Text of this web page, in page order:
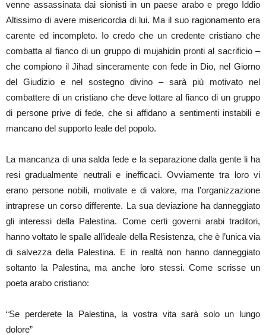
venne assassinata dai sionisti in un paese arabo e prego Iddio
Altissimo di avere misericordia di lui. Ma il suo ragionamento era
carente ed incompleto. Io credo che un credente cristiano che
combatta al fianco di un gruppo di mujahidin pronti al sacrificio –
che compiono il Jihad sinceramente con fede in Dio, nel Giorno
del Giudizio e nel sostegno divino – sarà più motivato nel
combattere di un cristiano che deve lottare al fianco di un gruppo
di persone prive di fede, che si affidano a sentimenti instabili e
mancano del supporto leale del popolo.
La mancanza di una salda fede e la separazione dalla gente li ha
resi gradualmente neutrali e inefficaci. Ovviamente tra loro vi
erano persone nobili, motivate e di valore, ma l’organizzazione
intraprese un corso differente. La sua deviazione ha danneggiato
gli interessi della Palestina. Come certi governi arabi traditori,
hanno voltato le spalle all’ideale della Resistenza, che è l’unica via
di salvezza della Palestina. E in realtà non hanno danneggiato
soltanto la Palestina, ma anche loro stessi. Come scrisse un
poeta arabo cristiano:
“Se perderete la Palestina, la vostra vita sarà solo un lungo
dolore”